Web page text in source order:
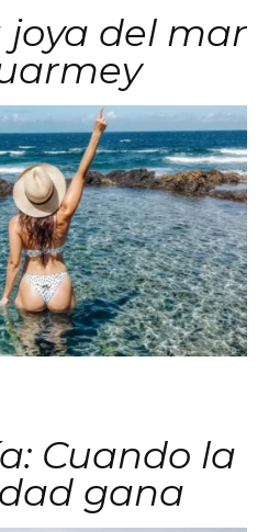
joya del mar
Cuando la
gana